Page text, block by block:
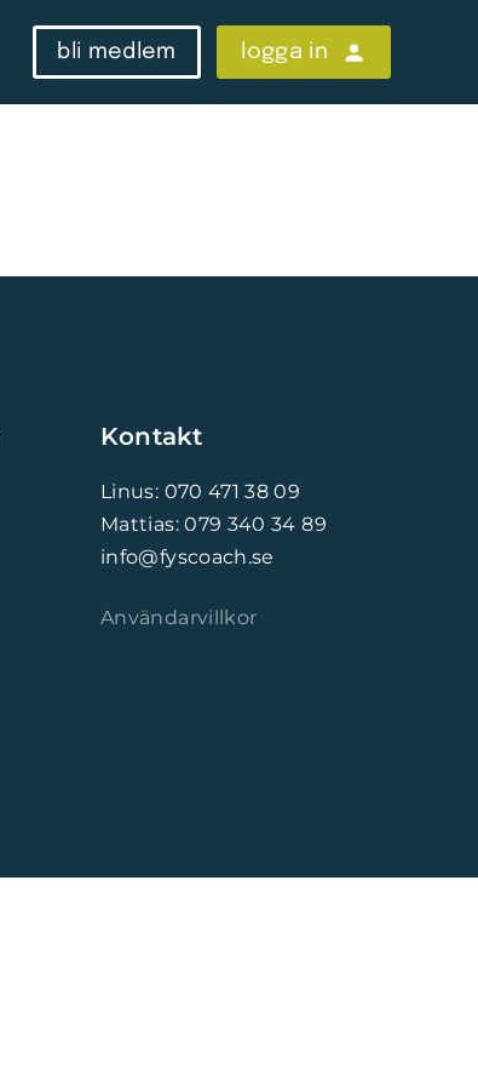
bli medlem logga in
Kontakt
Linus: 070 471 38 09
Mattias: 079 340 34 89
info@fyscoach.se
Användarvillkor